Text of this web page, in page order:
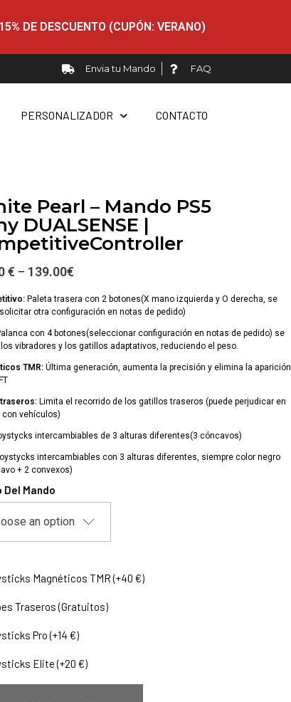
DE DESCUENTO (CUPÓN: VERANO)
Envia tu Mando FAQ
PERSONALIZADOR CONTACTO
Pearl – Mando PS5
DUALSENSE |
€ – 139.00€
Paleta trasera con 2 botones(X mano izquierda y O derecha, se
otra configuración en notas de pedido)
con 4 botones(seleccionar configuración en notas de pedido) se
vibradores y los gatillos adaptativos, reduciendo el peso.
TMR: Última generación, aumenta la precisión y elimina la aparición
Limita el recorrido de los gatillos traseros (puede perjudicar en
con vehículos)
intercambiables de 3 alturas diferentes(3 cóncavos)
intercambiables con 3 alturas diferentes, siempre color negro
+ 2 convexos)
Del Mando
Magnéticos TMR (+40 €)
Traseros (Gratuitos)
Pro (+14 €)
Elite (+20 €)